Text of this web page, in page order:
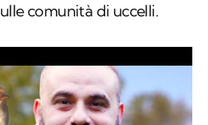
comunità di uccelli.